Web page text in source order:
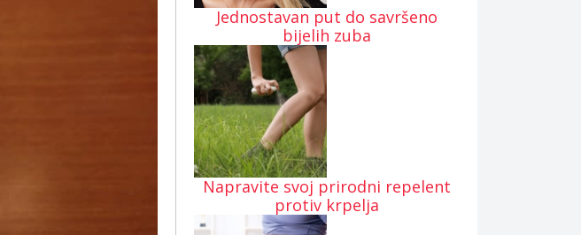
Jednostavan put do savršeno
bijelih zuba
Napravite svoj prirodni repelent
protiv krpelja